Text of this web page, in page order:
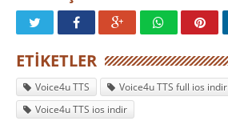
ETIKETLER
Voice4u TTS Voice4u TTS full ios indir
Voice4u TTS ios indir